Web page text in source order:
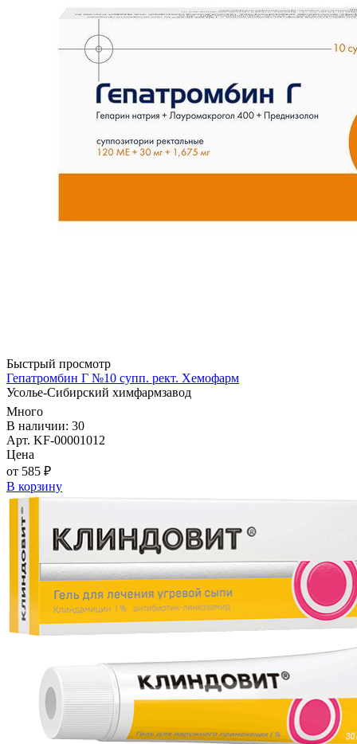
Быстрый просмотр
Гепатромбин Г №10 супп. рект. Хемофарм
Усолье-Сибирский химфармзавод
Много
В наличии: 30
Арт. KF-00001012
Цена
от 585 ₽
В корзину